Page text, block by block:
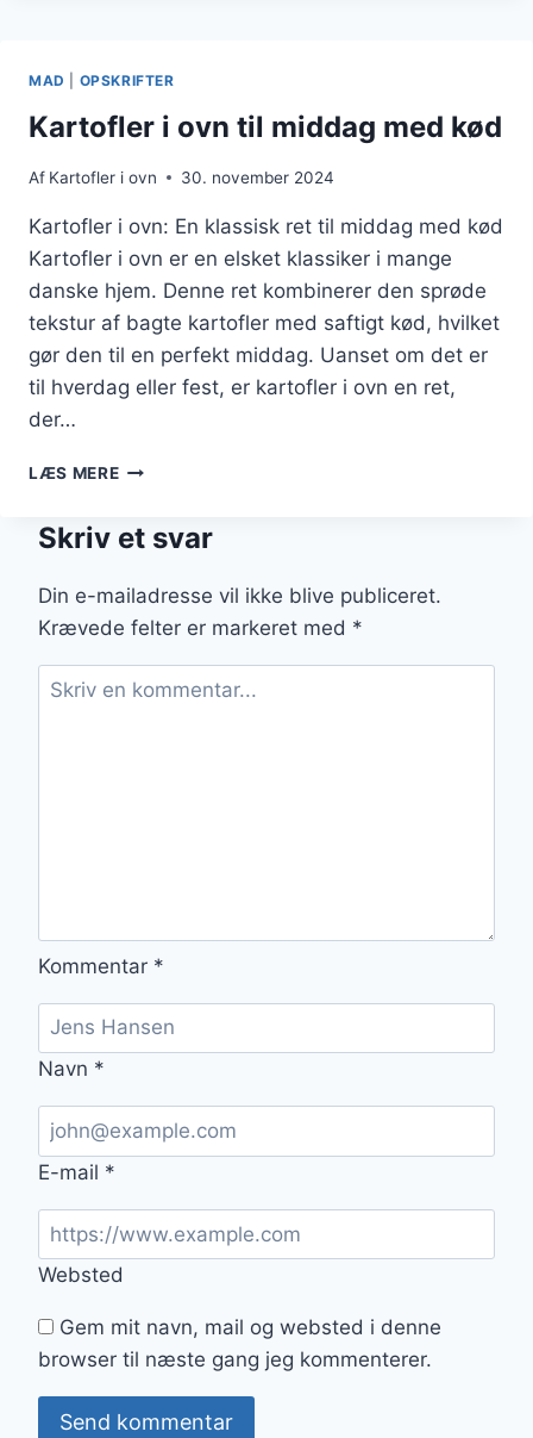
MAD OPSKRIFTER
Kartofler i ovn til middag med kød
Af Kartofler i ovn 30. november 2024
Kartofler i ovn: En klassisk ret til middag med kød
Kartofler i ovn er en elsket klassiker i mange
danske hjem. Denne ret kombinerer den sprøde
tekstur af bagte kartofler med saftigt kød, hvilket
gør den til en perfekt middag. Uanset om det er
til hverdag eller fest, er kartofler i ovn en ret,
der…
LÆS MEREKARTOFLER
TIL
MED
KØD
Skriv et svar
Din e-mailadresse vil ikke blive publiceret.
Krævede felter er markeret med *
Kommentar *
Navn *
E-mail *
Websted
Gem mit navn, mail og websted i denne
browser til næste gang jeg kommenterer.